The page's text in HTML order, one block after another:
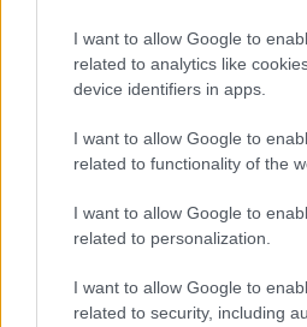
I want to allow Google to
related to analytics like
device identifiers in apps.
I want to allow Google to
related to functionality of the
I want to allow Google to
related to personalization.
I want to allow Google to
related to security, including